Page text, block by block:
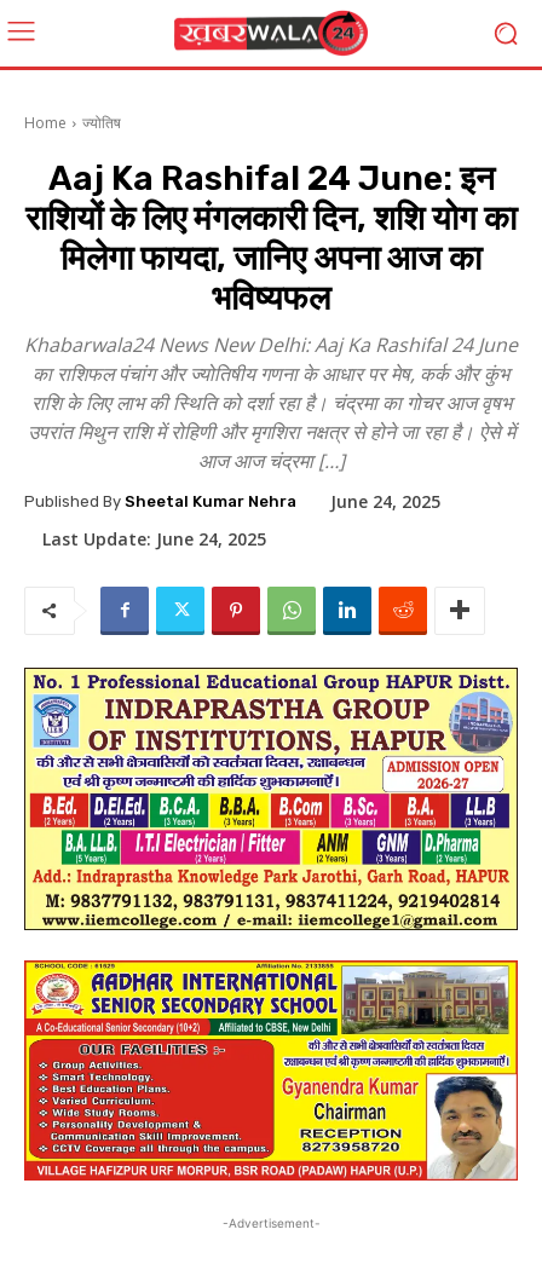
Home ज्योतिष
Aaj Ka Rashifal 24 June: इन
राशियों के लिए मंगलकारी दिन, शशि योग का
मिलेगा फायदा, जानिए अपना आज का
भविष्यफल
Khabarwala24 News New Delhi: Aaj Ka Rashifal 24 June
का राशिफल पंचांग और ज्योतिषीय गणना के आधार पर मेष, कर्क और कुंभ
राशि के लिए लाभ की स्थिति को दर्शा रहा है। चंद्रमा का गोचर आज वृषभ
उपरांत मिथुन राशि में रोहिणी और मृगशिरा नक्षत्र से होने जा रहा है। ऐसे में
आज आज चंद्रमा […]
Published By Sheetal Kumar Nehra
June 24, 2025
Last Update: June 24, 2025
-Advertisement-